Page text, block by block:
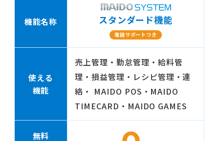
機能名称 スタンダード機能
電話サポートつき
使える
機能
売上管理・勤怠管理・給料管
理・損益管理・レシピ管理・連
絡・ MAIDO POS・MAIDO
TIMECARD・MAIDO GAMES
無料